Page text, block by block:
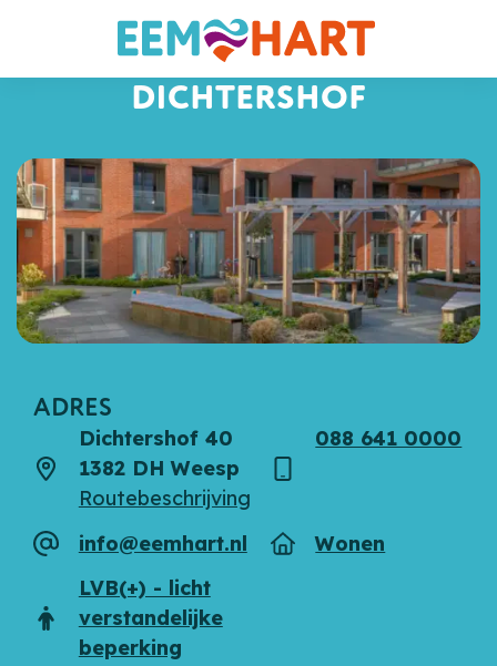
DICHTERSHOF
ADRES
Adres
Dichtershof 40
1382 DH Weesp
Routebeschrijving
Telefoon
088 641 0000
E-
mailadres
info@eemhart.nl
Type
Wonen
Doelgroep
LVB(+) - licht
verstandelijke
beperking